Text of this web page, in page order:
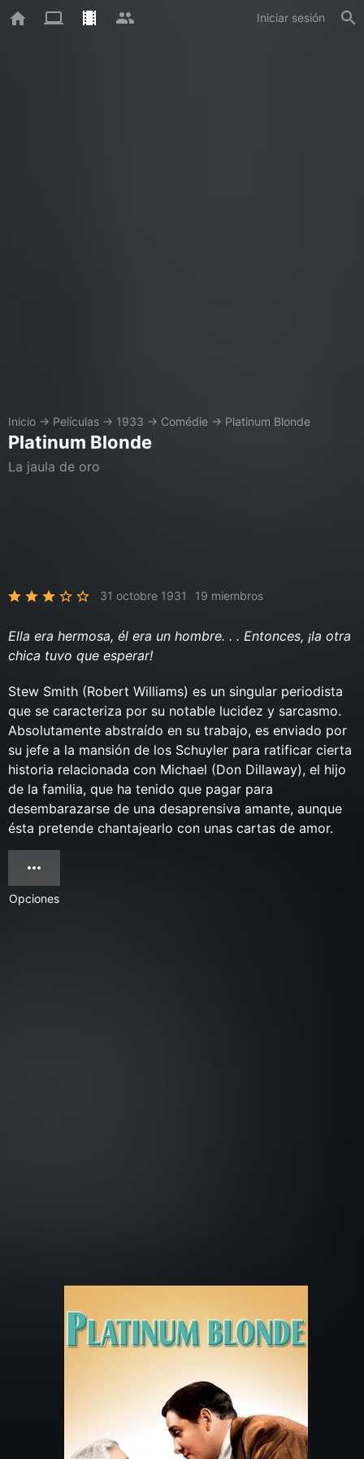
Iniciar sesión
Inicio → Películas → 1933 → Comédie → Platinum Blonde
Platinum Blonde
La jaula de oro
31 octobre 1931 19 miembros
Ella era hermosa, él era un hombre. . . Entonces, ¡la otra
chica tuvo que esperar!
Stew Smith (Robert Williams) es un singular periodista
que se caracteriza por su notable lucidez y sarcasmo.
Absolutamente abstraído en su trabajo, es enviado por
su jefe a la mansión de los Schuyler para ratificar cierta
historia relacionada con Michael (Don Dillaway), el hijo
de la familia, que ha tenido que pagar para
desembarazarse de una desaprensiva amante, aunque
ésta pretende chantajearlo con unas cartas de amor.
Opciones